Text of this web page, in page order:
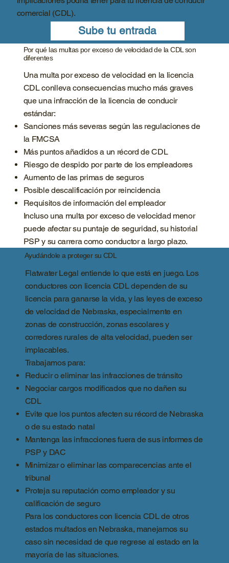
comercial (CDL).
Sube tu entrada
Por qué las multas por exceso de velocidad de la CDL son
diferentes
Una multa por exceso de velocidad en la licencia
CDL conlleva consecuencias mucho más graves
que una infracción de la licencia de conducir
estándar:
Sanciones más severas según las regulaciones de
la FMCSA
Más puntos añadidos a un récord de CDL
Riesgo de despido por parte de los empleadores
Aumento de las primas de seguros
Posible descalificación por reincidencia
Requisitos de información del empleador
Incluso una multa por exceso de velocidad menor
puede afectar su puntaje de seguridad, su historial
PSP y su carrera como conductor a largo plazo.
Ayudándole a proteger su CDL
Flatwater Legal entiende lo que está en juego. Los
conductores con licencia CDL dependen de su
licencia para ganarse la vida, y las leyes de exceso
de velocidad de Nebraska, especialmente en
zonas de construcción, zonas escolares y
corredores rurales de alta velocidad, pueden ser
implacables.
Trabajamos para:
Reducir o eliminar las infracciones de tránsito
Negociar cargos modificados que no dañen su
CDL
Evite que los puntos afecten su récord de Nebraska
o de su estado natal
Mantenga las infracciones fuera de sus informes de
PSP y DAC
Minimizar o eliminar las comparecencias ante el
tribunal
Proteja su reputación como empleador y su
calificación de seguro
Para los conductores con licencia CDL de otros
estados multados en Nebraska, manejamos su
caso sin necesidad de que regrese al estado en la
mayoría de las situaciones.